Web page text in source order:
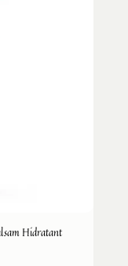
Hidratant